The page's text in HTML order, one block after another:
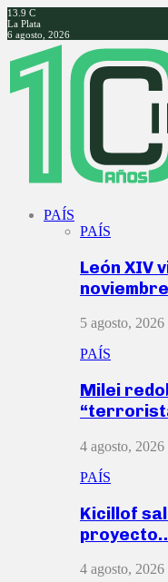
13.9 C
La Plata
6 agosto, 2026
Facebook
Twitter
Instagram
Youtube
PAÍS
PAÍS
León XIV
5 agosto, 2026
PAÍS
Milei
4 agosto, 2026
PAÍS
Kicillof
4 agosto, 2026